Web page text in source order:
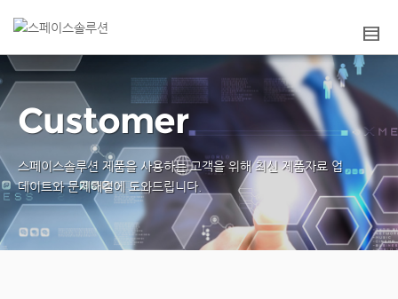
스페이스솔루션 제품을 사용하는 고객을 위해최신 제품자료 업
데이트와 문제해결에 도와드립니다.
Customer